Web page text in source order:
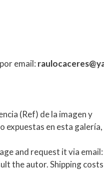
email:
(Ref) de la imagen y
expuestas en esta
and request it via email:
the autor. Shipping